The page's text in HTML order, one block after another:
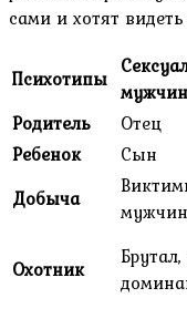
сами и хотят
Психотипы
Родитель
Отец
Ребенок
Сын
Добыча
Охотник
Брутал,